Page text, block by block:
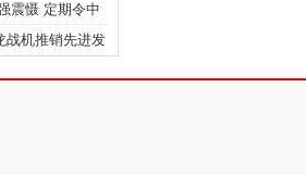
震慑 定期令中
战机推销先进发